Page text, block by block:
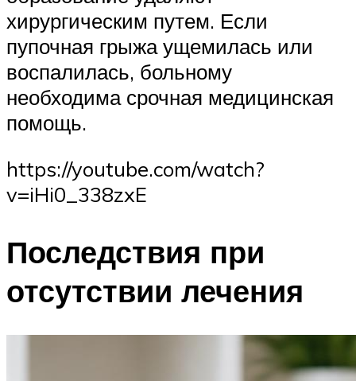
хирургическим путем. Если
пупочная грыжа ущемилась или
воспалилась, больному
необходима срочная медицинская
помощь.
https://youtube.com/watch?
v=iHi0_338zxE
Последствия при
отсутствии лечения